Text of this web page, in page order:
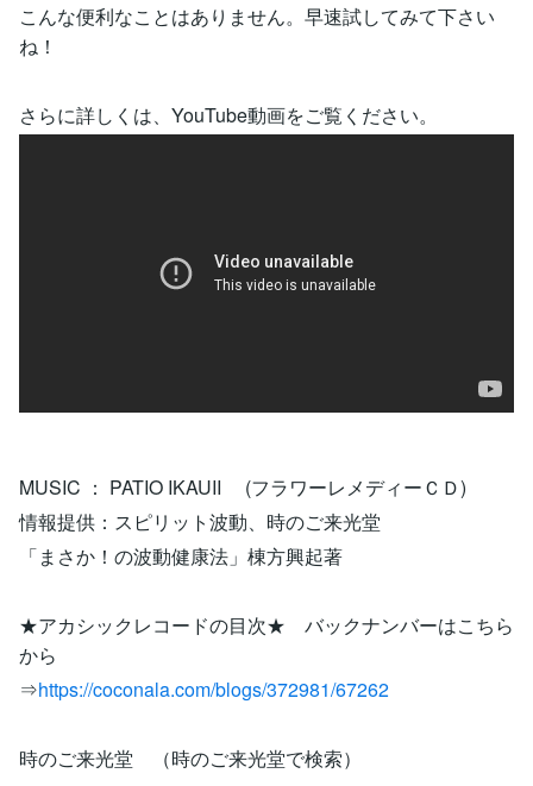
こんな便利なことはありません。早速試してみて下さい
ね！
さらに詳しくは、YouTube動画をご覧ください。
MUSIC ： PATIO IKAUII (フラワーレメディーＣＤ)
情報提供：スピリット波動、時のご来光堂
「まさか！の波動健康法」棟方興起著
★アカシックレコードの目次★ バックナンバーはこちら
から
⇒https://coconala.com/blogs/372981/67262
時のご来光堂 （時のご来光堂で検索）